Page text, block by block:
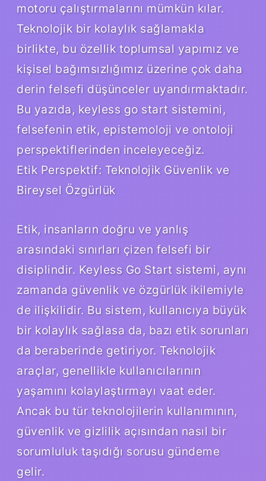
motoru çalıştırmalarını mümkün kılar.
Teknolojik bir kolaylık sağlamakla
birlikte, bu özellik toplumsal yapımız ve
kişisel bağımsızlığımız üzerine çok daha
derin felsefi düşünceler uyandırmaktadır.
Bu yazıda, keyless go start sistemini,
felsefenin etik, epistemoloji ve ontoloji
perspektiflerinden inceleyeceğiz.
Etik Perspektif: Teknolojik Güvenlik ve
Bireysel Özgürlük
Etik, insanların doğru ve yanlış
arasındaki sınırları çizen felsefi bir
disiplindir. Keyless Go Start sistemi, aynı
zamanda güvenlik ve özgürlük ikilemiyle
de ilişkilidir. Bu sistem, kullanıcıya büyük
bir kolaylık sağlasa da, bazı etik sorunları
da beraberinde getiriyor. Teknolojik
araçlar, genellikle kullanıcılarının
yaşamını kolaylaştırmayı vaat eder.
Ancak bu tür teknolojilerin kullanımının,
güvenlik ve gizlilik açısından nasıl bir
sorumluluk taşıdığı sorusu gündeme
gelir.